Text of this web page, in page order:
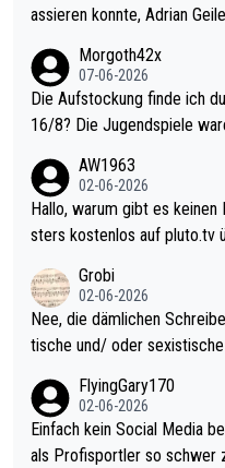
assieren konnte, Adrian
Morgoth42x
07-06-2026
Die Aufstockung finde ich
16/8? Die Jugendspiele waren letztes Jahr durchaus sehr kurz
Allerdings ist Mitchell Lawrie als Nummer 1 der Welt eh qualifi
ziert. Somit ändert die
sters erstmal nichts. Ich denke sie wollen damit für nächstes J
ohl wenig WDF Turniere
es Jahr der Fall. Er musste
den Qualifier und ich glaube
el hat.
AW1963
02-06-2026
Hallo, warum gibt es keinen Hinweis, dass die Nordic Darts Ma
sters kostenlos auf pluto.tv
Grobi
02-06-2026
Nee, die dämlichen
tische und/ oder
s Leben in den Griff
r war doch neulich erst
rovoziert hat. Und Littlers
FlyingGary170
02-06-2026
Einfach kein Social Media
als Profisportler so schwer